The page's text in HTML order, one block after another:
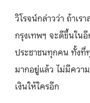
วิโรจน์กล่าวว่า ถ้าเร
กรุงเทพฯ จะดีขึ้นใน
ประชาชนทุกคน ทั้งที่
มากอยู่แล้ว ไม่มีควา
เงินให้ใครอีก